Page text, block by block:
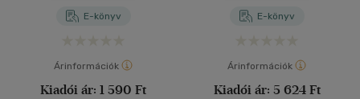
Ifjúsági(69)
14 - 18 év(29)
mind(37)
E-könyv
Árinformációk
Kiadói ár: 1 590 Ft
E-könyv
Árinformációk
Kiadói ár: 5 624 Ft